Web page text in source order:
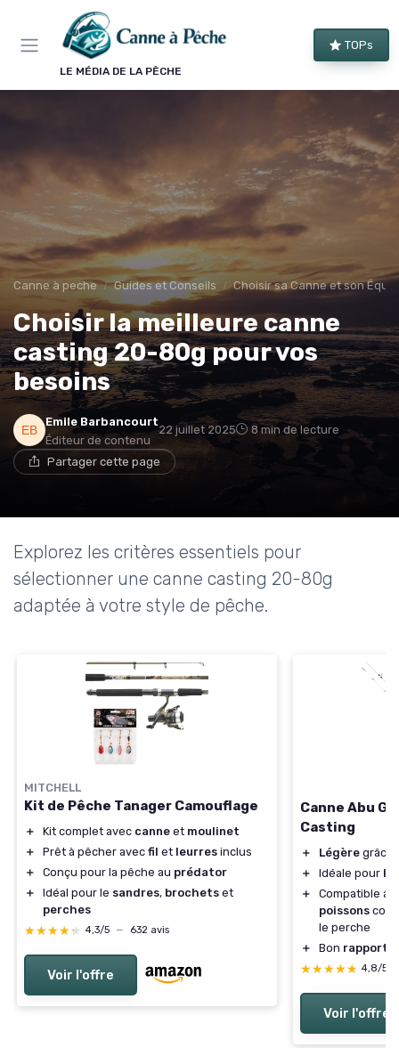
LE MÉDIA DE LA PÊCHE
TOPs
Canne à peche Guides et Conseils Choisir sa Canne et son
Choisir la meilleure canne
casting 20-80g pour vos
besoins
Emile Barbancourt
Éditeur de contenu
22 juillet 2025 8 min de lecture
Partager cette page
Explorez les critères essentiels pour
sélectionner une canne casting 20-80g
adaptée à votre style de pêche.
MITCHELL
Kit de Pêche Tanager Camouflage
＋ Kit complet avec canne et moulinet
＋
Prêt à pêcher avec fil et leurres inclus
＋
Conçu pour la pêche au prédator
＋
Idéal pour le sandres, brochets et
perches
★★★★★
★★★★★ 4,3/5 — 632 avis
Voir l'offre
Canne Abu
Casting
＋ Légère grâce
＋
Idéale pour la
＋
Compatible
poissons
le perche
＋
Bon rapport
★★★★★
★★★★★ 4,8/5
Voir l'offre
Panneau de gestion des cookies